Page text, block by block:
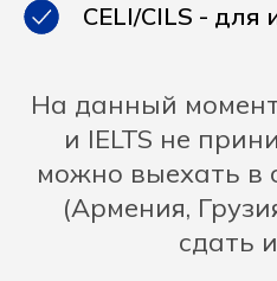
CELI/CILS - для
На данный
и IELTS не
можно выехать в
(Армения,
сдать